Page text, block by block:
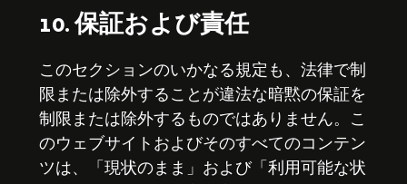
10. 保証および責任
このセクションのいかなる規定も、法律で制
限または除外することが違法な暗黙の保証を
制限または除外するものではありません。こ
のウェブサイトおよびそのすべてのコンテン
ツは、「現状のまま」および「利用可能な状